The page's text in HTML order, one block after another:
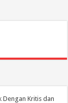
Dengan Kritis dan